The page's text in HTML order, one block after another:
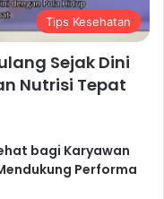
Tips Kesehatan
Sejak Dini
Nutrisi Tepat
bagi Karyawan
Performa